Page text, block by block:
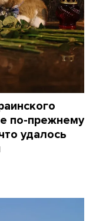
по-прежнему
удалось